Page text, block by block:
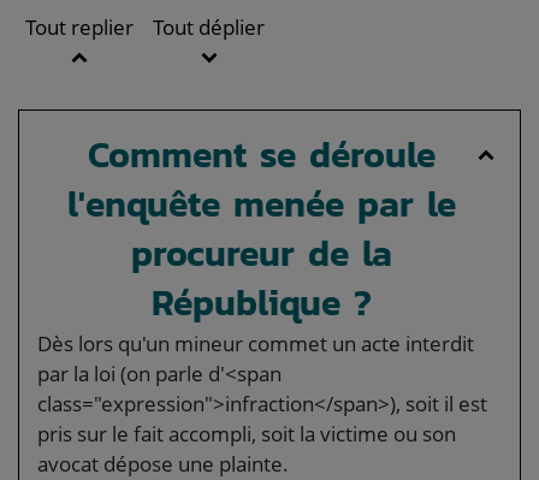
Tout replier
Tout déplier
Comment se déroule
l'enquête menée par le
procureur de la
République ?
Dès lors qu'un mineur commet un acte interdit
par la loi (on parle d'<span
class="expression">infraction</span>), soit il est
pris sur le fait accompli, soit la victime ou son
avocat dépose une plainte.